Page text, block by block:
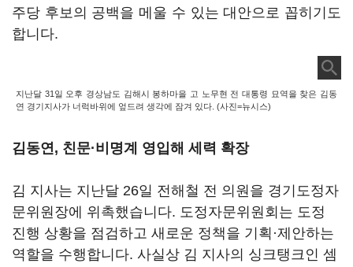
주당 후보의 공백을 메울 수 있는 대안으로 꼽히기도
합니다.
지난달 31일 오후 경상남도 김해시 봉하마을 고 노무현 전 대통령 묘역을 찾은 김동
연 경기지사가 너럭바위에 엎드려 생각에 잠겨 있다. (사진=뉴시스)
김동연, 친문·비명계 영입해 세력 확장
김 지사는 지난달 26일 전해철 전 의원을 경기도정자
문위원장에 위촉했습니다. 도정자문위원회는 도정
진행 상황을 점검하고 새로운 정책을 기획·제안하는
역할을 수행합니다. 사실상 김 지사의 싱크탱크인 셈